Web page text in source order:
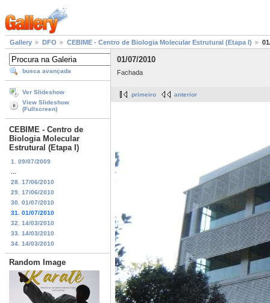
Gallery DFO CEBIME - Centro de Biologia Molecular Estrutural (Etapa I)
busca avançada
Ver Slideshow
View Slideshow
(Fullscreen)
CEBIME - Centro de
Biologia Molecular
Estrutural (Etapa I)
1. 09/07/2009
28. 17/06/2010
29. 17/06/2010
30. 01/07/2010
31. 01/07/2010
32. 14/03/2010
33. 14/03/2010
34. 14/03/2010
Random Image
01/07/2010
Fachada
primeiro anterior